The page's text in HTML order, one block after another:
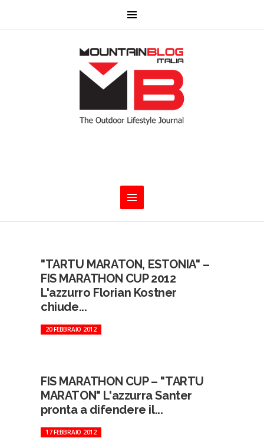
"TARTU MARATON, ESTONIA" –
FIS MARATHON CUP 2012
L'azzurro Florian Kostner
chiude...
20 FEBBRAIO 2012
FIS MARATHON CUP – "TARTU
MARATON" L'azzurra Santer
pronta a difendere il...
17 FEBBRAIO 2012